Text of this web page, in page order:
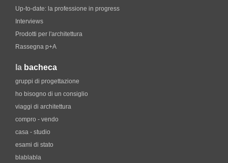
Up-to-date: la professione in progress
Interviews
Prodotti per l'architettura
Rassegna p+A
la bacheca
gruppi di progettazione
ho bisogno di un consiglio
viaggi di architettura
compro - vendo
casa - studio
esami di stato
blablabla